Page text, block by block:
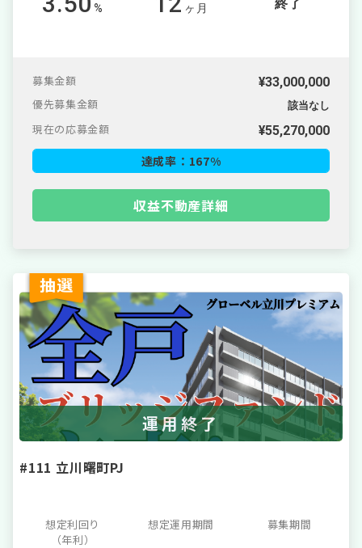
% ヶ月 終了
募集金額
¥33,000,000
優先募集金額
該当なし
現在の応募金額 ¥55,270,000
達成率： 167%
収益不動産詳細
運用終了
#111 立川曙町PJ
想定利回り
（年利）
想定運用期間 募集期間